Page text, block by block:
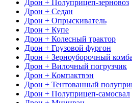
Дрон + Полуприцеп-зерновоз
Дрон + Седан
Дрон + Опрыскиватель
Дрон + Купе
Дрон + Колесный трактор
Дрон + Грузовой фургон
Дрон + Зерноуборочный
Дрон + Вилочный погрузчик
Дрон + Компактвэн
Дрон + Тентованный
Дрон + Полуприцеп-самосвал